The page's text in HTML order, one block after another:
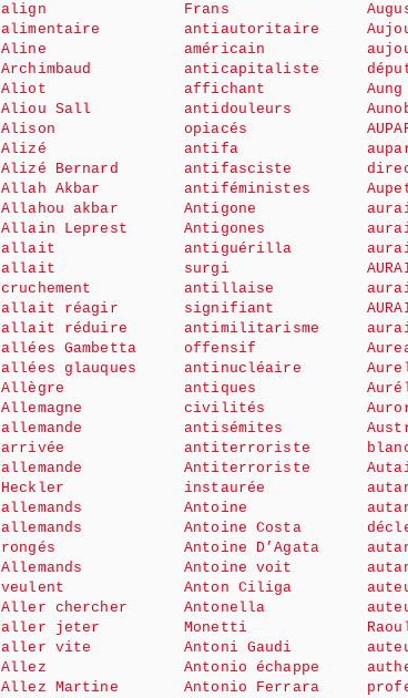
align
alimentaire
Aline
Archimbaud
Aliot
Aliou Sall
Alison
Alizé
Alizé Bernard
Allah Akbar
Allahou akbar
Allain Leprest
allait
allait
cruchement
allait réagir
allait réduire
allées Gambetta
allées glauques
Allègre
Allemagne
allemande
arrivée
allemande
Heckler
allemands
allemands
rongés
Allemands
veulent
Aller chercher
aller jeter
aller vite
Allez
Allez Martine
Frans
antiautoritaire
américain
anticapitaliste
affichant
antidouleurs
opiacés
antifa
antifasciste
antiféministes
Antigone
Antigones
antiguérilla
surgi
antillaise
signifiant
antimilitarisme
offensif
antinucléaire
antiques
civilités
antisémites
antiterroriste
Antiterroriste
instaurée
Antoine
Antoine Costa
Antoine D’Agata
Antoine voit
Anton Ciliga
Antonella
Monetti
Antoni Gaudi
Antonio échappe
Antonio Ferrara
Aung